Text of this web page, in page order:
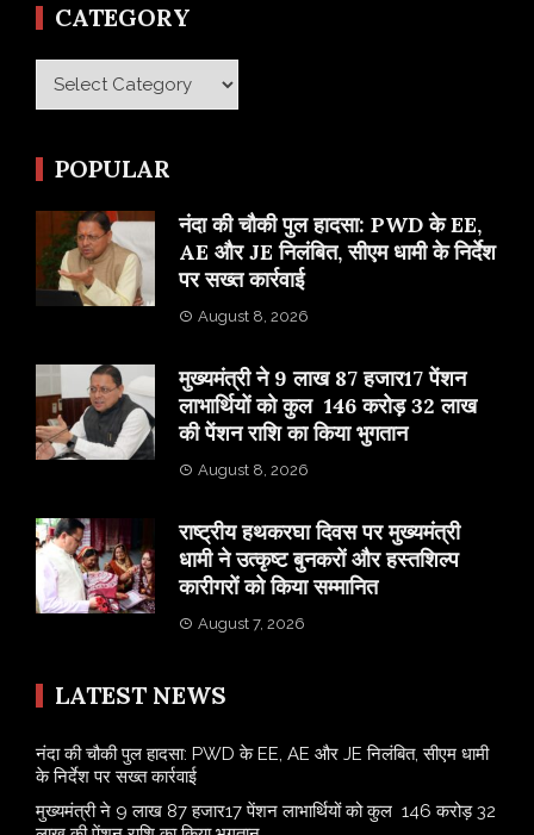
CATEGORY
Category
POPULAR
नंदा की चौकी पुल हादसा: PWD के EE,
AE और JE निलंबित, सीएम धामी के निर्देश
पर सख्त कार्रवाई
August 8, 2026
मुख्यमंत्री ने 9 लाख 87 हजार17 पेंशन
लाभार्थियों को कुल 146 करोड़ 32 लाख
की पेंशन राशि का किया भुगतान
August 8, 2026
राष्ट्रीय हथकरघा दिवस पर मुख्यमंत्री
धामी ने उत्कृष्ट बुनकरों और हस्तशिल्प
कारीगरों को किया सम्मानित
August 7, 2026
LATEST NEWS
नंदा की चौकी पुल हादसा: PWD के EE, AE और JE निलंबित, सीएम धामी
के निर्देश पर सख्त कार्रवाई
मुख्यमंत्री ने 9 लाख 87 हजार17 पेंशन लाभार्थियों को कुल 146 करोड़ 32